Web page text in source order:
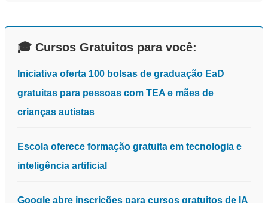
🎓 Cursos Gratuitos para você:
Iniciativa oferta 100 bolsas de graduação EaD
gratuitas para pessoas com TEA e mães de
crianças autistas
Escola oferece formação gratuita em tecnologia e
inteligência artificial
Google abre inscrições para cursos gratuitos de IA